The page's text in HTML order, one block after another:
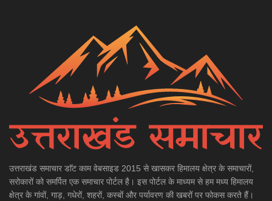
उत्तराखंड समाचार डाॅट काम वेबसाइड 2015 से खासकर हिमालय क्षेत्र के समाचारों,
सरोकारों को समर्पित एक समाचार पोर्टल है। इस पोर्टल के माध्यम से हम मध्य हिमालय
क्षेत्र के गांवों, गाड़, गधेरों, शहरों, कस्बों और पर्यावरण की खबरों पर फोकस करते हैं।